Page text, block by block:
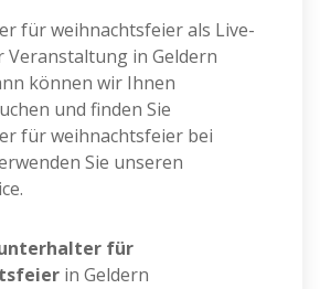
für weihnachtsfeier als Live-
Veranstaltung in Geldern
können wir Ihnen
und finden Sie
für weihnachtsfeier bei
Sie unseren
für
in Geldern